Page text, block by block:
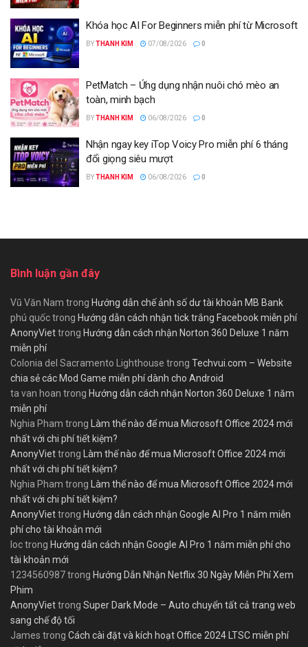
Khóa học AI For Beginners miễn phí từ Microsoft
BYTHANH KIM 07/08/2026 0
PetMatch – Ứng dụng nhận nuôi chó mèo an
toàn, minh bạch
BYTHANH KIM 06/08/2026 0
Nhận ngay key iTop Voicy Pro miễn phí 6 tháng
đổi giọng siêu mượt
BYTHANH KIM 06/08/2026 0
Bình luận gần đây
Vũ Văn Nam trong Hướng dẫn chế ảnh số dư tài khoản MB Bank
phú quốctrong Hướng dẫn cách nhận tick trắng Facebook miễn phí
AnonyViettrong Hướng dẫn cách nhận Norton 360 Deluxe 1 năm
miễn phí
Colonia del Sacramento Lighthouse trong Techvui.com – Website
chia sẻ các Mod Game miễn phí dành cho Android
ta van hoan trong Hướng dẫn cách nhận Norton 360 Deluxe 1 năm
miễn phí
Nghia Pham trong Làm thế nào để mua Microsoft Office 2024 mới
nhất với chi phí tiết kiệm?
AnonyViettrong Làm thế nào để mua Microsoft Office 2024 mới
nhất với chi phí tiết kiệm?
Nghia Pham trong Làm thế nào để mua Microsoft Office 2024 mới
nhất với chi phí tiết kiệm?
AnonyViettrong Hướng dẫn cách nhận Google AI Pro 1 năm miễn
phí cho tài khoản mới
loctrong Hướng dẫn cách nhận Google AI Pro 1 năm miễn phí cho
tài khoản mới
1234560987trong Hướng Dẫn Nhận Netflix 30 Ngày Miễn Phí Xem
Phim
AnonyViettrong Super Dark Mode – Auto chuyển tất cả trang web
sang chế độ tối
James trong Cách cài đặt và kích hoạt Office 2024 LTSC miễn phí